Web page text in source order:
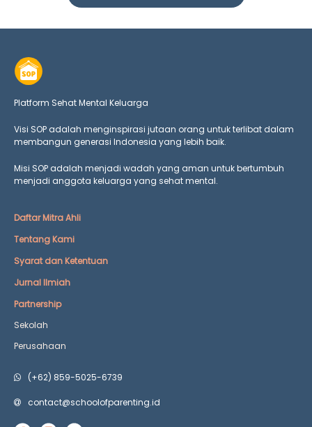
Platform Sehat Mental Keluarga
Visi SOP adalah menginspirasi jutaan orang untuk terlibat dalam
membangun generasi Indonesia yang lebih baik.
Misi SOP adalah menjadi wadah yang aman untuk bertumbuh
menjadi anggota keluarga yang sehat mental.
Daftar Mitra Ahli
Tentang Kami
Syarat dan Ketentuan
Jurnal Ilmiah
Partnership
Sekolah
Perusahaan
(+62) 859-5025-6739
contact@schoolofparenting.id